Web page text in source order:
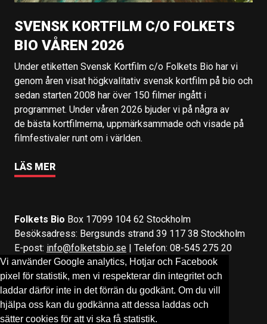
Vi använder Google analytics, Hotjar och Facebook
pixel för statistik, men vi respekterar din integritet och
laddar därför inte in det förrän du godkänt. Om du vill
hjälpa oss kan du godkänna att dessa laddas och
sätter cookies för att vi ska få statistik.
SVENSK KORTFILM C/O FOLKETS
BIO VÅREN 2026
Under etiketten Svensk Kortfilm c/o Folkets Bio har vi
genom åren visat högkvalitativ svensk kortfilm på bio och
sedan starten 2008 har över 150 filmer ingått i
programmet. Under våren 2026 bjuder vi på några av
de bästa kortfilmerna, uppmärksammade och visade på
filmfestivaler runt om i världen.
LÄS MER
Folkets Bio Box 17099 104 62 Stockholm
Besöksadress: Bergsunds strand 39 117 38 Stockholm
E-post: info@folketsbio.se | Telefon: 08-545 275 20
Följ oss på:Facebook&Instagram